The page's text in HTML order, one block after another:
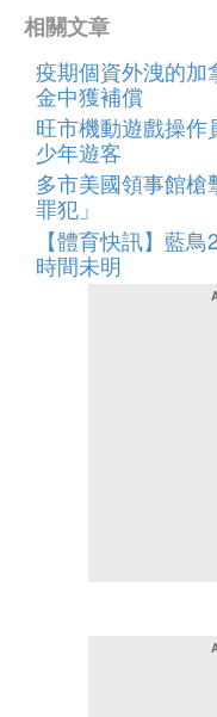
相關文章
疫期個資外洩的加
金中獲補償
旺市機動遊戲操
少年遊客
多市美國領事館
罪犯」
【體育快訊】藍
時間未明